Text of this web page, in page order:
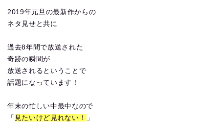
2019年元旦の最新作からの
ネタ見せと共に
過去8年間で放送された
奇跡の瞬間が
放送されるということで
話題になっています！
年末の忙しい中最中なので
「 見たいけど見れない！
」